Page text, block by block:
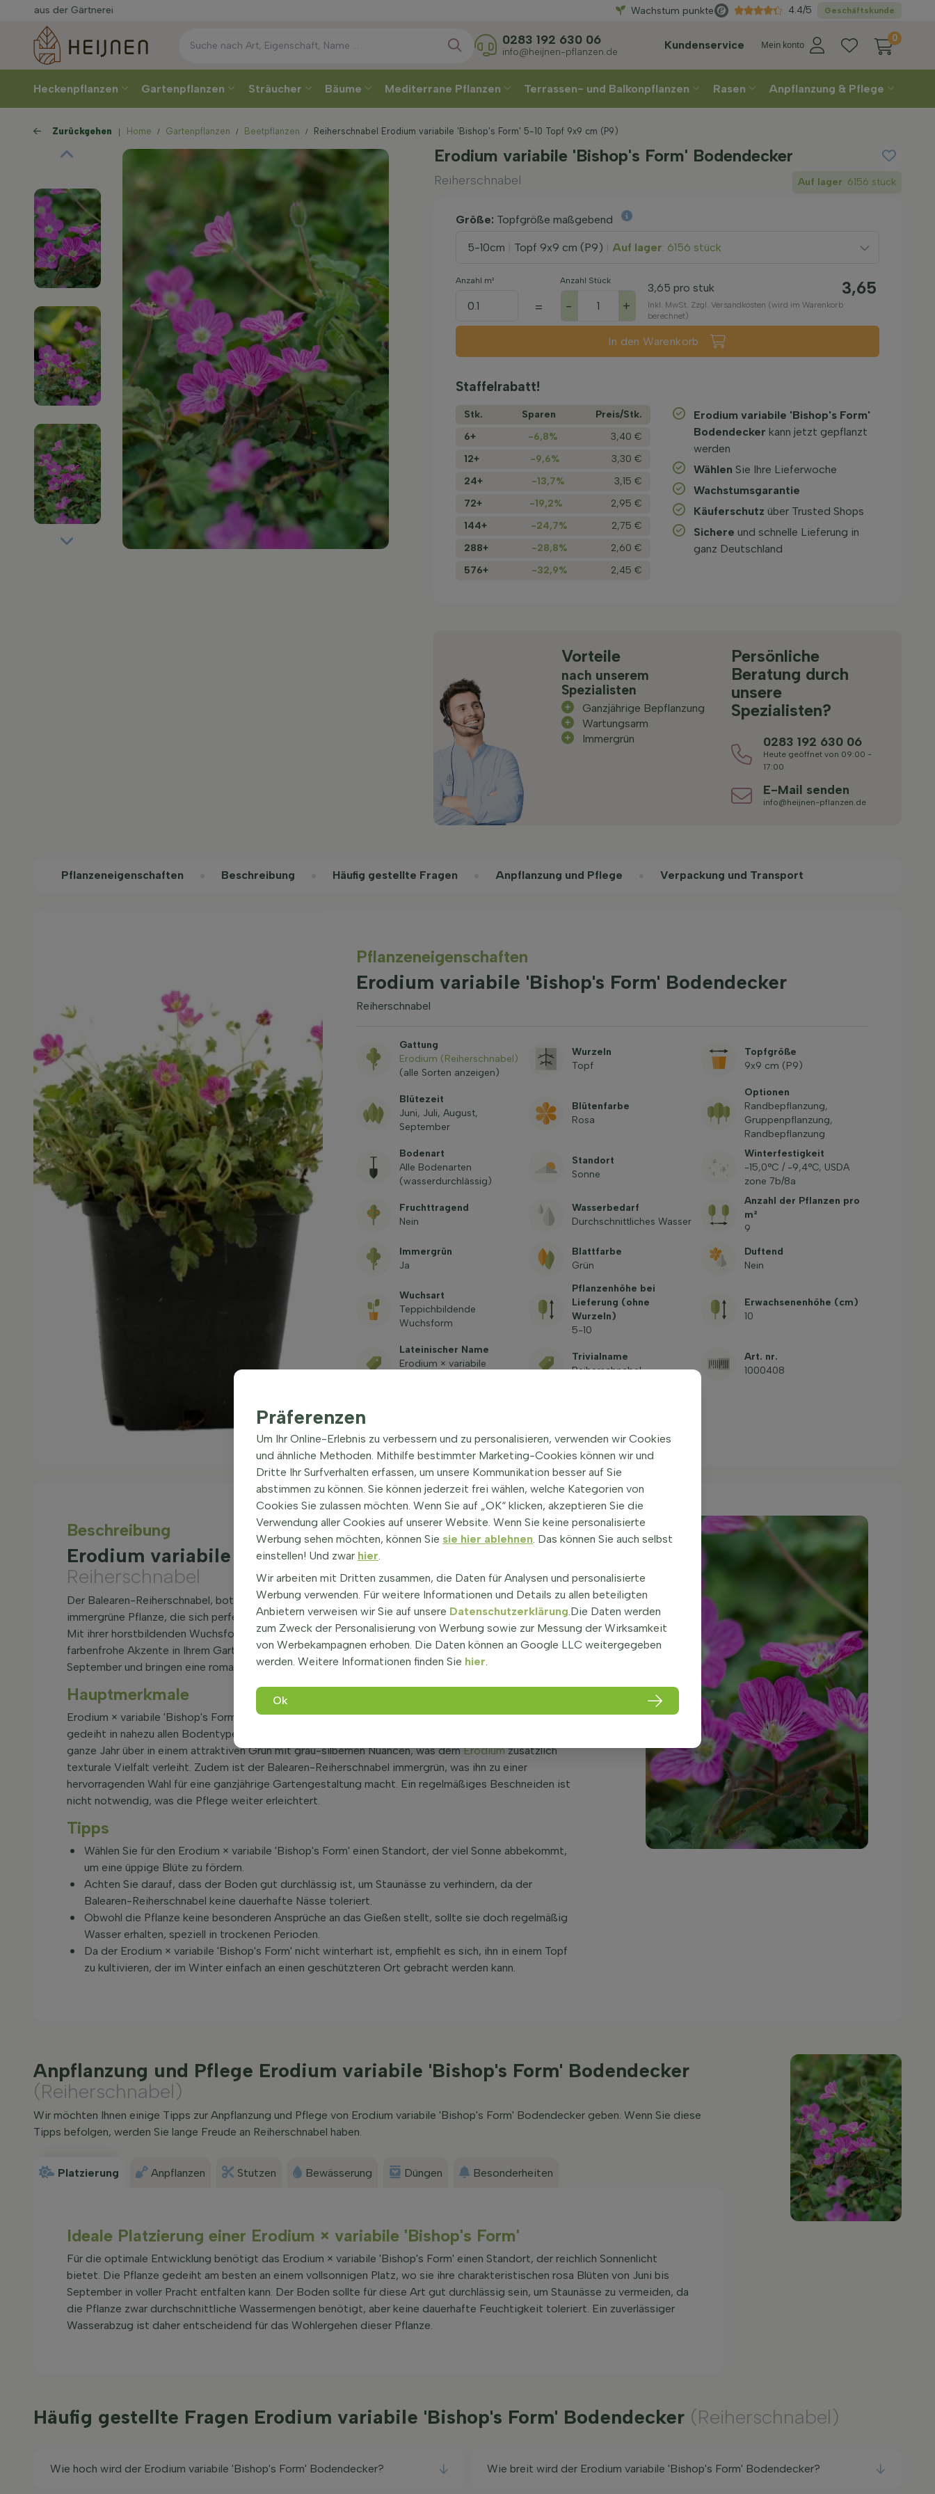
Direktaus der Gärtnerei WählenSie Ihre Lieferwoche
Wachstum punkte Geschäftskunde
4.4/5
Kundenservice Mein konto
0
0283 192 630 06
info@heijnen-pflanzen.de
Heckenpflanzen Gartenpflanzen Sträucher Bäume Mediterrane Pflanzen Terrassen- und Balkonpflanzen Rasen Anpflanzung & Pflege
Zurückgehen Home Gartenpflanzen Beetpflanzen Reiherschnabel Erodium variabile 'Bishop's Form' 5-10 Topf 9x9 cm (P9)
Erodium variabile 'Bishop's Form' Bodendecker
Reiherschnabel Auf lager: 6156 stück
Größe: Topfgröße maßgebend
5-10cm Topf 9x9 cm (P9) Auf lager: 6156 stück
Anzahl m²
=
Anzahl Stück
- +
3,65 pro stuk 3,65
Inkl. MwSt. Zzgl. Versandkosten (wird im Warenkorb
berechnet)
In den Warenkorb
Staffelrabatt!
Stk. Sparen
Preis/­Stk.
6+
-6,8%
3,40 €
12+
-9,6%
3,30 €
24+
-13,7%
3,15 €
72+
-19,2%
2,95 €
144+
-24,7%
2,75 €
288+
-28,8%
2,60 €
576+
-32,9% 2,45 €
Erodium variabile 'Bishop's Form'
Bodendecker kann jetzt gepflanzt
werden
Wählen Sie Ihre Lieferwoche
Wachstums­garantie
Käuferschutz über Trusted Shops
Sichere und schnelle Lieferung in
ganz Deutschland
Vorteile
nach unserem
Spezialisten
Ganzjährige Bepflanzung
Wartungsarm
Immergrün
Persönliche
Beratung durch
unsere
Spezialisten?
0283 192 630 06
Heute geöffnet von 09:00 -
17:00
E-Mail senden
info@heijnen-pflanzen.de
Pflanzeneigenschaften Beschreibung Häufig gestellte Fragen Anpflanzung und Pflege Verpackung und Transport
Pflanzeneigenschaften
Erodium variabile 'Bishop's Form' Bodendecker
Reiherschnabel
Gattung
Erodium (Reiherschnabel)
(alle Sorten anzeigen)
Wurzeln
Topf
Topfgröße
9x9 cm (P9)
Blütezeit
Juni, Juli, August,
September
Blütenfarbe
Rosa
Optionen
Randbepflanzung,
Gruppenpflanzung,
Randbepflanzung
Bodenart
Alle Bodenarten
(wasserdurchlässig)
Standort
Sonne
Winterfestigkeit
-15,0°C / -9,4°C, USDA
zone 7b/8a
Fruchttragend
Nein
Wasserbedarf
Durchschnittliches Wasser
Anzahl der Pflanzen pro
m²
9
Immergrün
Ja
Blattfarbe
Grün
Duftend
Nein
Wuchsart
Teppichbildende
Wuchsform
Pflanzenhöhe bei
Lieferung (ohne
Wurzeln)
5-10
Erwachsenenhöhe (cm)
10
Lateinischer Name
Erodium × variabile
Trivialname
Reiherschnabel
Art. nr.
1000408
Beschreibung
Erodium variabile 'Bishop's Form' Bodendecker
Reiherschnabel
Der Balearen-Reiherschnabel, botanisch Erodium × variabile 'Bishop's Form', ist eine entzückende,
immergrüne Pflanze, die sich perfekt für Beetgestaltungen, Gruppen- und Grenzbepflanzungen eignet.
Mit ihrer horstbildenden Wuchsform und einer Höhe von nur ungefähr 10 cm ist diese Sorte ideal, um
farbenfrohe Akzente in Ihrem Garten zu setzen. Die attraktiven rosa Blüten erscheinen von Juni bis
September und bringen eine romantische Atmosphäre in jeden Außenbereich.
Hauptmerkmale
Erodium × variabile 'Bishop's Form' ist für ihre pflegeleichte und robuste Natur bekannt. Die Pflanze
gedeiht in nahezu allen Bodentypen, solange diese gut durchlässig sind. Die Blätter zeigen sich das
ganze Jahr über in einem attraktiven Grün mit grau-silbernen Nuancen, was demErodiumzusätzlich
texturale Vielfalt verleiht. Zudem ist der Balearen-Reiherschnabel immergrün, was ihn zu einer
hervorragenden Wahl für eine ganzjährige Gartengestaltung macht. Ein regelmäßiges Beschneiden ist
nicht notwendig, was die Pflege weiter erleichtert.
Tipps
Wählen Sie für den Erodium × variabile 'Bishop's Form' einen Standort, der viel Sonne abbekommt,
um eine üppige Blüte zu fördern.
Achten Sie darauf, dass der Boden gut durchlässig ist, um Staunässe zu verhindern, da der
Balearen-Reiherschnabel keine dauerhafte Nässe toleriert.
Obwohl die Pflanze keine besonderen Ansprüche an das Gießen stellt, sollte sie doch regelmäßig
Wasser erhalten, speziell in trockenen Perioden.
Da der Erodium × variabile 'Bishop's Form' nicht winterhart ist, empfiehlt es sich, ihn in einem Topf
zu kultivieren, der im Winter einfach an einen geschützteren Ort gebracht werden kann.
Anpflanzung und Pflege Erodium variabile 'Bishop's Form' Bodendecker
(Reiherschnabel)
Wir möchten Ihnen einige Tipps zur Anpflanzung und Pflege von Erodium variabile 'Bishop's Form' Bodendecker geben. Wenn Sie diese
Tipps befolgen, werden Sie lange Freude an Reiherschnabel haben.
Platzierung Anpflanzen Stutzen Bewässerung Düngen Besonderheiten
Ideale Platzierung einer Erodium × variabile 'Bishop's Form'
Für die optimale Entwicklung benötigt das Erodium × variabile 'Bishop's Form' einen Standort, der reichlich Sonnenlicht
bietet. Die Pflanze gedeiht am besten an einem vollsonnigen Platz, wo sie ihre charakteristischen rosa Blüten von Juni bis
September in voller Pracht entfalten kann. Der Boden sollte für diese Art gut durchlässig sein, um Staunässe zu vermeiden, da
die Pflanze zwar durchschnittliche Wassermengen benötigt, aber keine dauerhafte Feuchtigkeit toleriert. Ein zuverlässiger
Wasserabzug ist daher entscheidend für das Wohlergehen dieser Pflanze.
Häufig gestellte Fragen Erodium variabile 'Bishop's Form' Bodendecker (Reiherschnabel)
Wie hoch wird der Erodium variabile 'Bishop's Form' Bodendecker? Wie breit wird der Erodium variabile 'Bishop's Form' Bodendecker?
Präferenzen
Um Ihr Online-Erlebnis zu verbessern und zu personalisieren, verwenden wir Cookies
und ähnliche Methoden. Mithilfe bestimmter Marketing-Cookies können wir und
Dritte Ihr Surfverhalten erfassen, um unsere Kommunikation besser auf Sie
abstimmen zu können. Sie können jederzeit frei wählen, welche Kategorien von
Cookies Sie zulassen möchten. Wenn Sie auf „OK“ klicken, akzeptieren Sie die
Verwendung aller Cookies auf unserer Website. Wenn Sie keine personalisierte
Werbung sehen möchten, können Sie sie hier ablehnen. Das können Sie auch selbst
einstellen! Und zwar hier.
Wir arbeiten mit Dritten zusammen, die Daten für Analysen und personalisierte
Werbung verwenden. Für weitere Informationen und Details zu allen beteiligten
Anbietern verweisen wir Sie auf unsere Datenschutzerklärung.Die Daten werden
zum Zweck der Personalisierung von Werbung sowie zur Messung der Wirksamkeit
von Werbekampagnen erhoben. Die Daten können an Google LLC weitergegeben
werden. Weitere Informationen finden Sie hier.
Ok